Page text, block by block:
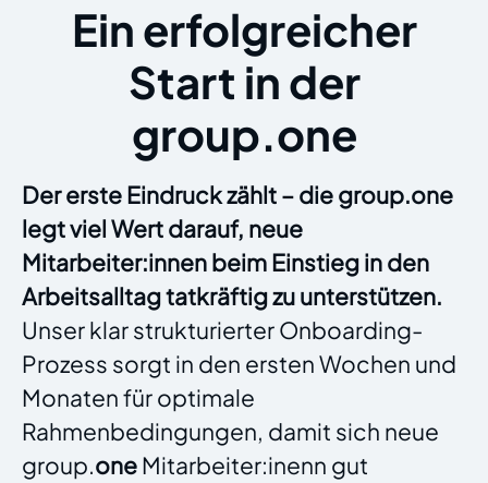
Ein erfolgreicher
Start in der
group.one
Der erste Eindruck zählt – die group.one
legt viel Wert darauf, neue
Mitarbeiter:innen beim Einstieg in den
Arbeitsalltag tatkräftig zu unterstützen.
Unser klar strukturierter Onboarding-
Prozess sorgt in den ersten Wochen und
Monaten für optimale
Rahmenbedingungen, damit sich neue
group.oneMitarbeiter:inenn gut